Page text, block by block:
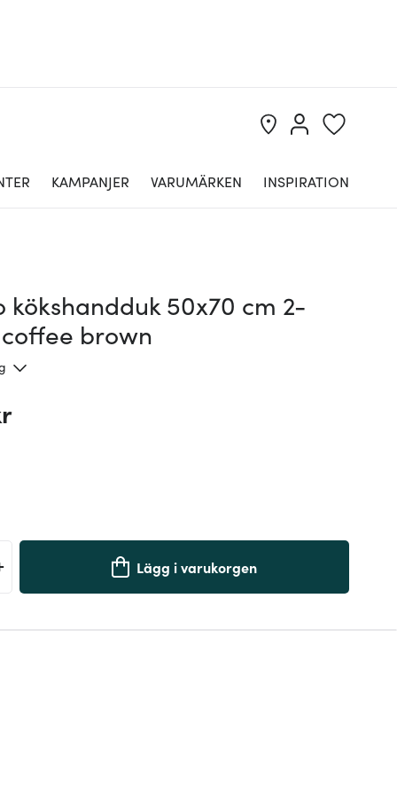
KAMPANJER VARUMÄRKEN INSPIRATION
kökshandduk 50x70 cm 2-
brown
Lägg i varukorgen